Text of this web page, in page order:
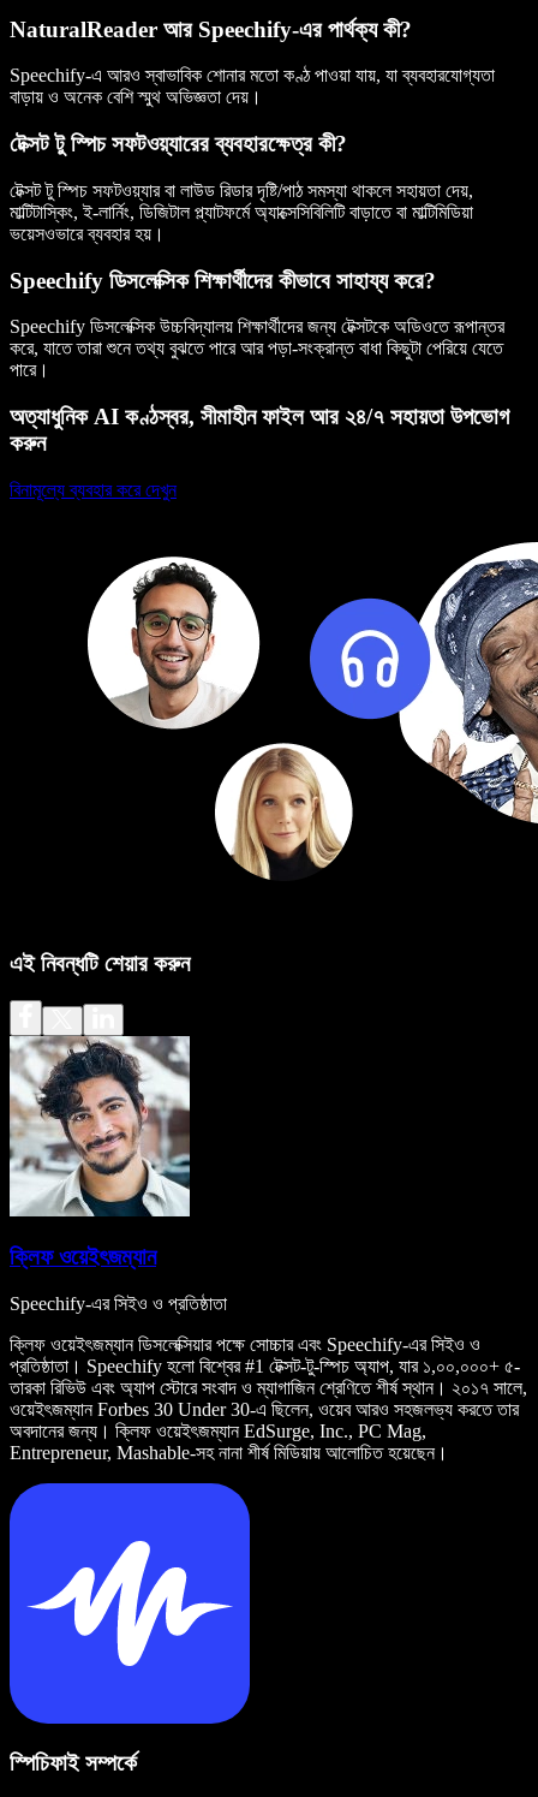
NaturalReader আর Speechify-এর পার্থক্য কী?
Speechify-এ আরও স্বাভাবিক শোনার মতো কণ্ঠ পাওয়া যায়, যা ব্যবহারযোগ্যতা
বাড়ায় ও অনেক বেশি স্মুথ অভিজ্ঞতা দেয়।
টেক্সট টু স্পিচ সফটওয়্যারের ব্যবহারক্ষেত্র কী?
টেক্সট টু স্পিচ সফটওয়্যার বা লাউড রিডার দৃষ্টি/পাঠ সমস্যা থাকলে সহায়তা দেয়,
মাল্টিটাস্কিং, ই-লার্নিং, ডিজিটাল প্ল্যাটফর্মে অ্যাক্সেসিবিলিটি বাড়াতে বা মাল্টিমিডিয়া
ভয়েসওভারে ব্যবহার হয়।
Speechify ডিসলেক্সিক শিক্ষার্থীদের কীভাবে সাহায্য করে?
Speechify ডিসলেক্সিক উচ্চবিদ্যালয় শিক্ষার্থীদের জন্য টেক্সটকে অডিওতে রূপান্তর
করে, যাতে তারা শুনে তথ্য বুঝতে পারে আর পড়া-সংক্রান্ত বাধা কিছুটা পেরিয়ে যেতে
পারে।
অত্যাধুনিক AI কণ্ঠস্বর, সীমাহীন ফাইল আর ২৪/৭ সহায়তা উপভোগ
করুন
বিনামূল্যে ব্যবহার করে দেখুন
এই নিবন্ধটি শেয়ার করুন
ক্লিফ ওয়েইৎজম্যান
Speechify-এর সিইও ও প্রতিষ্ঠাতা
ক্লিফ ওয়েইৎজম্যান ডিসলেক্সিয়ার পক্ষে সোচ্চার এবং Speechify-এর সিইও ও
প্রতিষ্ঠাতা। Speechify হলো বিশ্বের #1 টেক্সট-টু-স্পিচ অ্যাপ, যার ১,০০,০০০+ ৫-
তারকা রিভিউ এবং অ্যাপ স্টোরে সংবাদ ও ম্যাগাজিন শ্রেণিতে শীর্ষ স্থান। ২০১৭ সালে,
ওয়েইৎজম্যান Forbes 30 Under 30-এ ছিলেন, ওয়েব আরও সহজলভ্য করতে তার
অবদানের জন্য। ক্লিফ ওয়েইৎজম্যান EdSurge, Inc., PC Mag,
Entrepreneur, Mashable-সহ নানা শীর্ষ মিডিয়ায় আলোচিত হয়েছেন।
স্পিচিফাই সম্পর্কে